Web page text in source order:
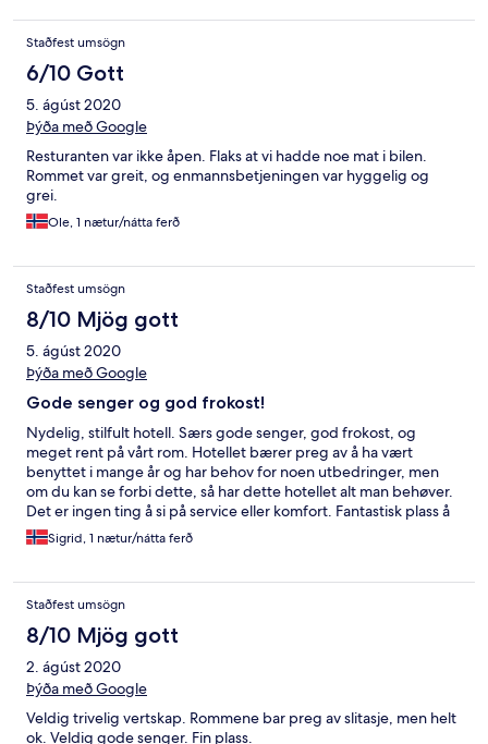
Staðfest umsögn
6/10 Gott
5. ágúst 2020
Þýða með Google
Resturanten var ikke åpen. Flaks at vi hadde noe mat i bilen.
Rommet var greit, og enmannsbetjeningen var hyggelig og
grei.
Ole, 1 nætur/nátta ferð
Staðfest umsögn
8/10 Mjög gott
5. ágúst 2020
Þýða með Google
Gode senger og god frokost!
Nydelig, stilfult hotell. Særs gode senger, god frokost, og
meget rent på vårt rom. Hotellet bærer preg av å ha vært
benyttet i mange år og har behov for noen utbedringer, men
om du kan se forbi dette, så har dette hotellet alt man behøver.
Det er ingen ting å si på service eller komfort. Fantastisk plass å
stoppe. Anbefales for alle enten man vil benytte dette som
utgangspunkt for turer i fjellet eller trenger et sted å hvile på
Sigrid, 1 nætur/nátta ferð
Staðfest umsögn
8/10 Mjög gott
2. ágúst 2020
Þýða með Google
Veldig trivelig vertskap. Rommene bar preg av slitasje, men helt
ok. Veldig gode senger. Fin plass.